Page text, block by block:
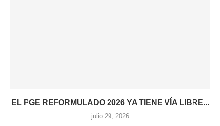
EL PGE REFORMULADO 2026 YA TIENE VÍA LIBRE...
julio 29, 2026